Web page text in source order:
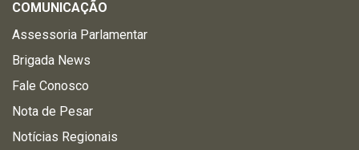
COMUNICAÇÃO
Assessoria Parlamentar
Brigada News
Fale Conosco
Nota de Pesar
Notícias Regionais